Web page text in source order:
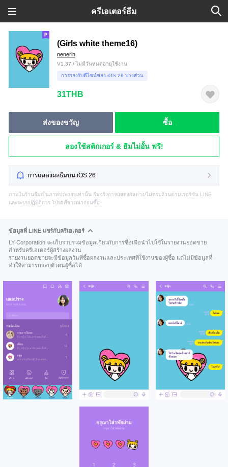
ครีเอเตอร์ธีม
(Girls white theme16)
nenerin
V1.37 / ไม่มีวันหมดอายุใช้งาน
การรองรับดีไซน์ของ iOS 26 บางส่วน
31THB
ส่งของขวัญ ซื้อ
ลองใช้สติกเกอร์ & ธีมไม่อั้น ฟรี!
การแสดงผลธีมบน iOS 26
ภาพในร้านธีมเป็นภาพประกอบเท่านั้น ธีมจริงอาจแสดงผลต่าง/ไม่ครบถ้วนตามเวอร์ชัน LINE
และระบบปฏิบัติการ โปรดพิจารณาก่อนซื้อ
ข้อมูลที่ LINE แชร์กับครีเอเตอร์
LY Corporation จะเก็บรวบรวมข้อมูลเกี่ยวกับการซื้อเพื่อนำไปใช้ในรายงานยอดขาย
สำหรับครีเอเตอร์ผู้สร้างผลงาน
รายงานยอดขายจะมีข้อมูลวันที่ซื้อผลงานและประเทศที่ใช้งานของผู้ซื้อ แต่ไม่มีข้อมูลที่
ทำให้สามารถระบุตัวตนผู้ซื้อได้